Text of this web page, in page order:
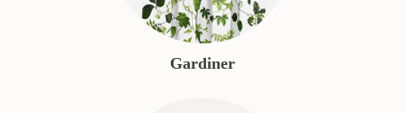
Gardiner